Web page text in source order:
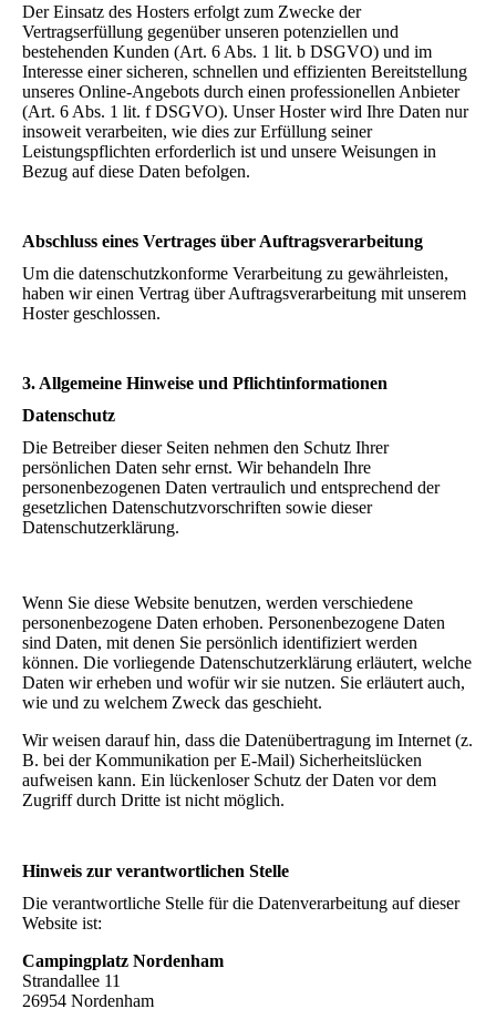
Der Einsatz des Hosters erfolgt zum Zwecke der
Vertragserfüllung gegenüber unseren potenziellen und
bestehenden Kunden (Art. 6 Abs. 1 lit. b DSGVO) und im
Interesse einer sicheren, schnellen und effizienten Bereitstellung
unseres Online-Angebots durch einen professionellen Anbieter
(Art. 6 Abs. 1 lit. f DSGVO). Unser Hoster wird Ihre Daten nur
insoweit verarbeiten, wie dies zur Erfüllung seiner
Leistungspflichten erforderlich ist und unsere Weisungen in
Bezug auf diese Daten befolgen.
Abschluss eines Vertrages über Auftragsverarbeitung
Um die datenschutzkonforme Verarbeitung zu gewährleisten,
haben wir einen Vertrag über Auftragsverarbeitung mit unserem
Hoster geschlossen.
3. Allgemeine Hinweise und Pflichtinformationen
Datenschutz
Die Betreiber dieser Seiten nehmen den Schutz Ihrer
persönlichen Daten sehr ernst. Wir behandeln Ihre
personenbezogenen Daten vertraulich und entsprechend der
gesetzlichen Datenschutzvorschriften sowie dieser
Datenschutzerklärung.
Wenn Sie diese Website benutzen, werden verschiedene
personenbezogene Daten erhoben. Personenbezogene Daten
sind Daten, mit denen Sie persönlich identifiziert werden
können. Die vorliegende Datenschutzerklärung erläutert, welche
Daten wir erheben und wofür wir sie nutzen. Sie erläutert auch,
wie und zu welchem Zweck das geschieht.
Wir weisen darauf hin, dass die Datenübertragung im Internet (z.
B. bei der Kommunikation per E-Mail) Sicherheitslücken
aufweisen kann. Ein lückenloser Schutz der Daten vor dem
Zugriff durch Dritte ist nicht möglich.
Hinweis zur verantwortlichen Stelle
Die verantwortliche Stelle für die Datenverarbeitung auf dieser
Website ist:
Campingplatz Nordenham
Strandallee 11
26954 Nordenham